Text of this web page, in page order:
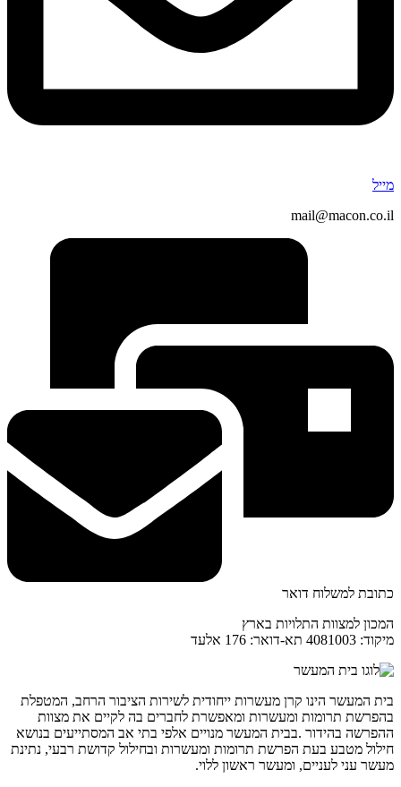
מייל
mail@macon.co.il
כתובת למשלוח דואר
המכון למצוות התלויות בארץ
מיקוד: 4081003 תא-דואר: 176 אלעד
בית המעשר הינו קרן מעשרות ייחודית לשירות הציבור הרחב, המטפלת
בהפרשת תרומות ומעשרות ומאפשרת לחברים בה לקיים את מצוות
ההפרשה בהידור .בבית המעשר מנויים אלפי בתי אב המסתייעים בנושא
חילול מטבע בעת הפרשת תרומות ומעשרות ובחילול קדושת רבעי, נתינת
מעשר עני לעניים, ומעשר ראשון ללוי.